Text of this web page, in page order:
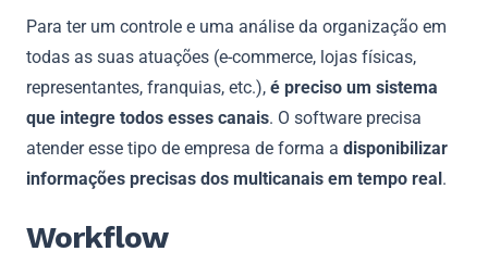
Para ter um controle e uma análise da organização em
todas as suas atuações (e-commerce, lojas físicas,
representantes, franquias, etc.), é preciso um sistema
que integre todos esses canais. O software precisa
atender esse tipo de empresa de forma a disponibilizar
informações precisas dos multicanais em tempo real.
Workflow